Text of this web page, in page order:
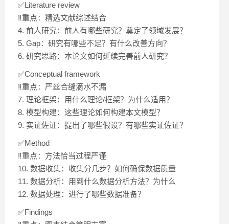
✅Literature review
‼️重点：精选文献综述结合
4. 前人研究：前人有哪些研究？奠定了领域发展？
5. Gap：研究有哪些不足？有什么改善方向？
6. 研究思路：本论文如何延续完善前人研究？
✅Conceptual framework
‼️重点：严丝合缝滴水不漏
7. 理论框架：用什么理论/框架？为什么适用？
8. 模型构建：这些理论如何构建本文模型？
9. 实证佐证：提出了哪些假设？有哪些实证佐证？
✅Method
‼️重点：方法恰当过程严谨
10. 数据收集：收集分几步？如何确保数据质量
11. 数据分析：用到什么数据分析方法？为什么
12. 数据处理：进行了哪些数据准备？
✅Findings